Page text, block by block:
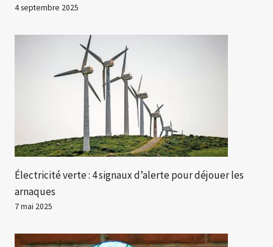
4 septembre 2025
Électricité verte : 4 signaux d’alerte pour déjouer les
arnaques
7 mai 2025